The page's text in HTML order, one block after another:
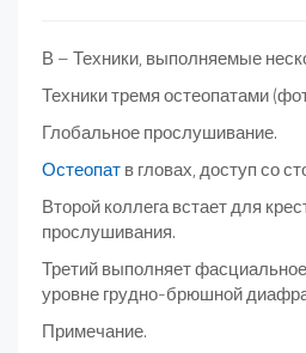
В – Техники, выполняемые
Техники тремя остеопатами
Глобальное прослушивание.
Остеопатв гловах, доступ со
Второй коллега встает для
прослушивания.
Третий выполняет
уровне грудно-брюшной
Примечание.